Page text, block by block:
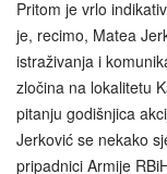
Pritom je vrlo
je, recimo, Matea
istraživanja i
zločina na lokalitetu
pitanju godišnjica
Jerković se nekako
pripadnici Armije